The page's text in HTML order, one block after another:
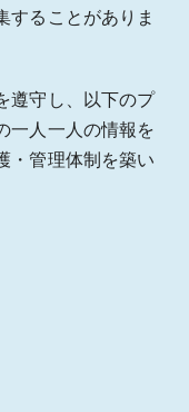
することがありま
遵守し、以下のプ
一人一人の情報を
・管理体制を築い